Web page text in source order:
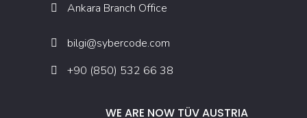
Ankara Branch Office
bilgi@sybercode.com
+90 (850) 532 66 38
WE ARE NOW TÜV AUSTRIA